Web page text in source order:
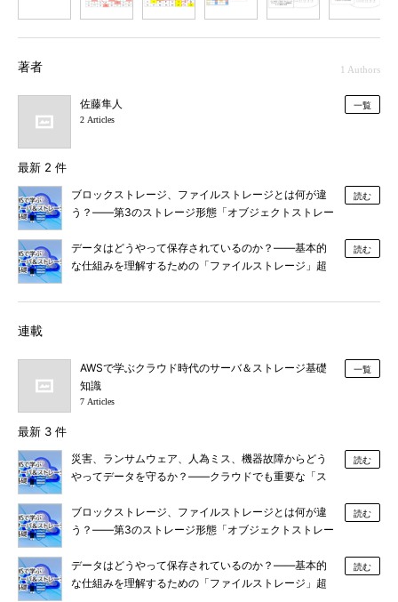
著者 1 Authors
佐藤隼人
2 Articles
一覧
最新 2 件
ブロックストレージ、ファイルストレージとは何が違
う？――第3のストレージ形態「オブジェクトストレー
読む
データはどうやって保存されているのか？――基本的
な仕組みを理解するための「ファイルストレージ」超
読む
連載
AWSで学ぶクラウド時代のサーバ＆ストレージ基礎
知識
7 Articles
一覧
最新 3 件
災害、ランサムウェア、人為ミス、機器故障からどう
やってデータを守るか？――クラウドでも重要な「ス
読む
ブロックストレージ、ファイルストレージとは何が違
う？――第3のストレージ形態「オブジェクトストレー
読む
データはどうやって保存されているのか？――基本的
な仕組みを理解するための「ファイルストレージ」超
読む